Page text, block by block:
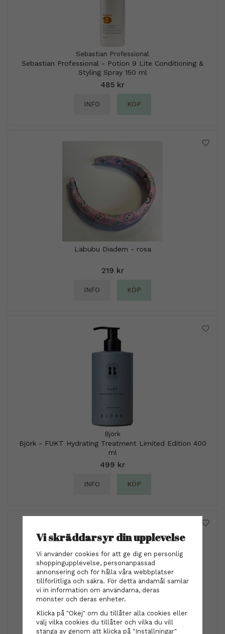
Sebastian Professional
Sebastian Professional - Potion 9 Lite Conditioning &
Styling Spray 150 ml
485 kr
INFO KÖP
Labubu Diadem - rosa
219 kr
INFO KÖP
Björk
Björk - FUKT Hydrating Treatment Limited Edition 400
ml
499 kr
INFO KÖP
Hårsnodden - Missoni rosa guld
Vi skräddarsyr din upplevelse
Vi använder cookies för att ge dig en personlig
shoppingupplevelse, personanpassad
annonsering och för hålla våra webbplatser
tillförlitliga och säkra. För detta ändamål samlar
vi in information om användarna, deras
mönster och deras enheter.
Klicka på "Okej" om du tillåter alla cookies eller
välj vilka cookies du tillåter och vilka du vill
stänga av genom att klicka på "Inställningar"